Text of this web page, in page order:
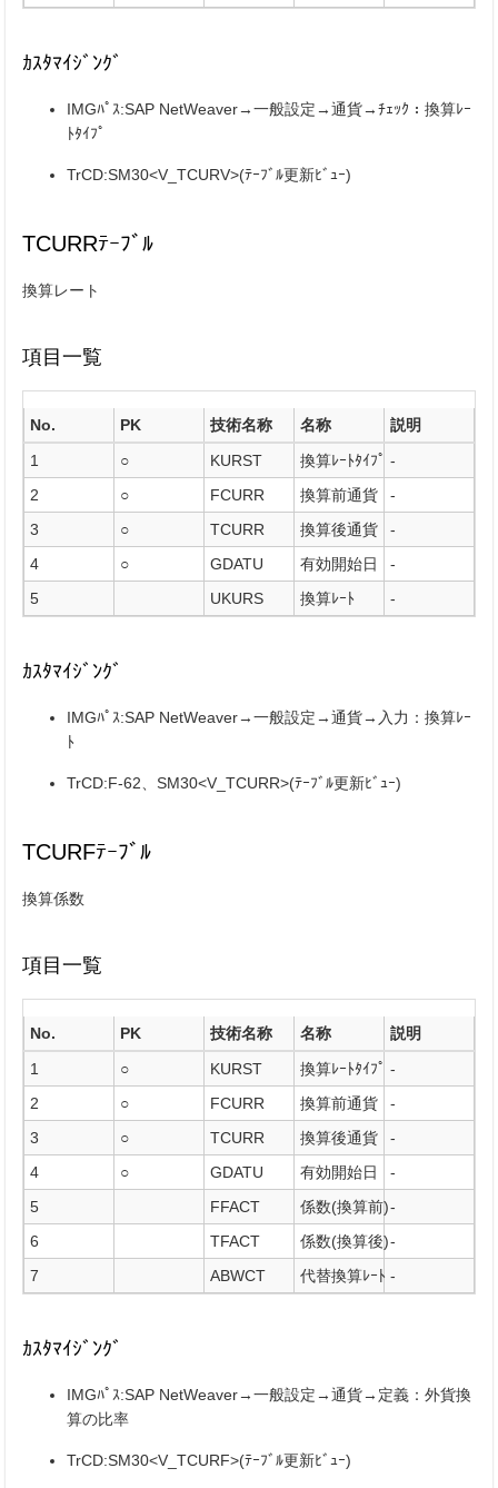
ｶｽﾀﾏｲｼﾞﾝｸﾞ
IMGﾊﾟｽ:SAP NetWeaver→一般設定→通貨→ﾁｪｯｸ：換算ﾚｰ
ﾄﾀｲﾌﾟ
TrCD:SM30<V_TCURV>(ﾃｰﾌﾞﾙ更新ﾋﾞｭｰ)
TCURRﾃｰﾌﾞﾙ
換算レート
項目一覧
No. PK 技術名称 名称
説明
1
○ KURST 換算ﾚｰﾄﾀｲﾌﾟ -
2
○ FCURR 換算前通貨
-
3
○ TCURR 換算後通貨
-
4
○ GDATU 有効開始日
-
5
UKURS 換算ﾚｰﾄ -
ｶｽﾀﾏｲｼﾞﾝｸﾞ
IMGﾊﾟｽ:SAP NetWeaver→一般設定→通貨→入力：換算ﾚｰ
ﾄ
TrCD:F-62、SM30<V_TCURR>(ﾃｰﾌﾞﾙ更新ﾋﾞｭｰ)
TCURFﾃｰﾌﾞﾙ
換算係数
項目一覧
No. PK 技術名称 名称
説明
1
○ KURST 換算ﾚｰﾄﾀｲﾌﾟ -
2
○ FCURR 換算前通貨
-
3
○ TCURR 換算後通貨
-
4
○ GDATU 有効開始日
-
5
FFACT 係数(換算前)-
6
TFACT 係数(換算後)-
7
ABWCT 代替換算ﾚｰﾄ -
ｶｽﾀﾏｲｼﾞﾝｸﾞ
IMGﾊﾟｽ:SAP NetWeaver→一般設定→通貨→定義：外貨換
算の比率
TrCD:SM30<V_TCURF>(ﾃｰﾌﾞﾙ更新ﾋﾞｭｰ)